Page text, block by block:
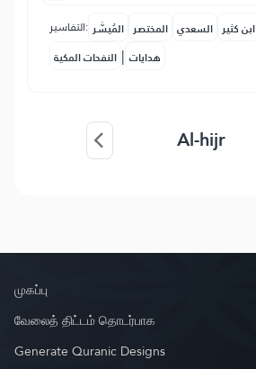
التفاسير: المُيسَّر المختصر السعدي ابن كثير
النفحات المكية | هدايات
Al-hijr
முகப்பு
வேலைத் திட்டம் தொடர்பாக
Generate Quranic Designs